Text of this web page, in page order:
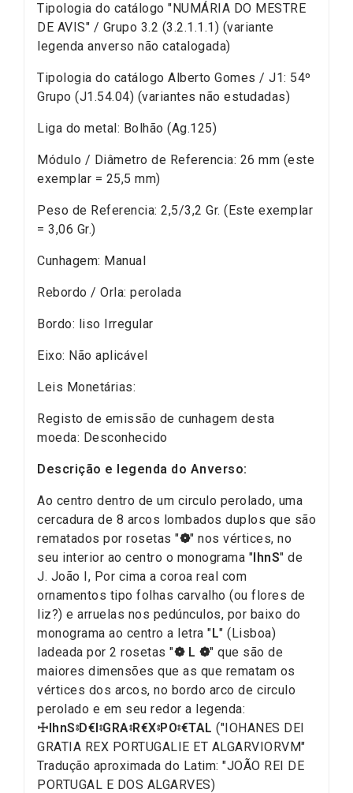
Tipologia do catálogo "NUMÁRIA DO MESTRE
DE AVIS" / Grupo 3.2 (3.2.1.1.1) (variante
legenda anverso não catalogada)
Tipologia do catálogo Alberto Gomes / J1: 54º
Grupo (J1.54.04) (variantes não estudadas)
Liga do metal: Bolhão (Ag.125)
Módulo / Diâmetro de Referencia: 26 mm (este
exemplar = 25,5 mm)
Peso de Referencia: 2,5/3,2 Gr. (Este exemplar
= 3,06 Gr.)
Cunhagem: Manual
Rebordo / Orla: perolada
Bordo: liso Irregular
Eixo: Não aplicável
Leis Monetárias:
Registo de emissão de cunhagem desta
moeda: Desconhecido
Descrição e legenda do Anverso:
Ao centro dentro de um circulo perolado, uma
cercadura de 8 arcos lombados duplos que são
rematados por rosetas "❁" nos vértices, no
seu interior ao centro o monograma "IhnS" de
J. João I, Por cima a coroa real com
ornamentos tipo folhas carvalho (ou flores de
liz?) e arruelas nos pedúnculos, por baixo do
monograma ao centro a letra "L" (Lisboa)
ladeada por 2 rosetas "❁ L ❁" que são de
maiores dimensões que as que rematam os
vértices dos arcos, no bordo arco de circulo
perolado e em seu redor a legenda:
☩IhnS⦂D€I⦂GRA⦂R€X⦂PO⦂€TAL ("IOHANES DEI
GRATIA REX PORTUGALIE ET ALGARVIORVM"
Tradução aproximada do Latim: "JOÃO REI DE
PORTUGAL E DOS ALGARVES)